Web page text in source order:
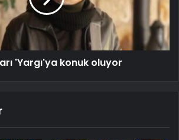
'Yargı'ya konuk oluyor